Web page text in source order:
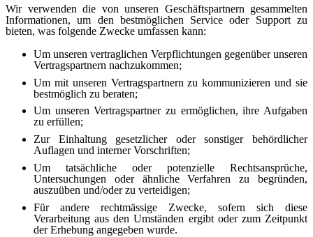
Wir verwenden die von unseren Geschäftspartnern gesammelten
Informationen, um den bestmöglichen Service oder Support zu
bieten, was folgende Zwecke umfassen kann:
Um unseren vertraglichen Verpflichtungen gegenüber unseren
Vertragspartnern nachzukommen;
Um mit unseren Vertragspartnern zu kommunizieren und sie
bestmöglich zu beraten;
Um unseren Vertragspartner zu ermöglichen, ihre Aufgaben
zu erfüllen;
Zur Einhaltung gesetzlicher oder sonstiger behördlicher
Auflagen und interner Vorschriften;
Um tatsächliche oder potenzielle Rechtsansprüche,
Untersuchungen oder ähnliche Verfahren zu begründen,
auszuüben und/oder zu verteidigen;
Für andere rechtmässige Zwecke, sofern sich diese
Verarbeitung aus den Umständen ergibt oder zum Zeitpunkt
der Erhebung angegeben wurde.